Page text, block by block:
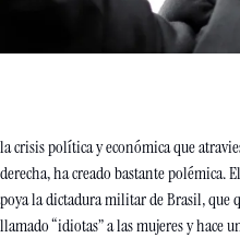
crisis política y económica que
ha creado bastante
la dictadura militar de Brasil, que
“idiotas” a las mujeres y hace